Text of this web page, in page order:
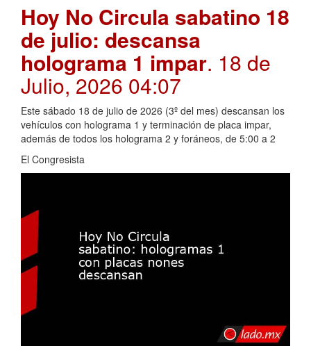
Hoy No Circula sabatino 18
de julio: descansa
holograma 1 impar. 18 de
Julio, 2026 04:07
Este sábado 18 de julio de 2026 (3º del mes) descansan los
vehículos con holograma 1 y terminación de placa impar,
además de todos los holograma 2 y foráneos, de 5:00 a 2
El Congresista